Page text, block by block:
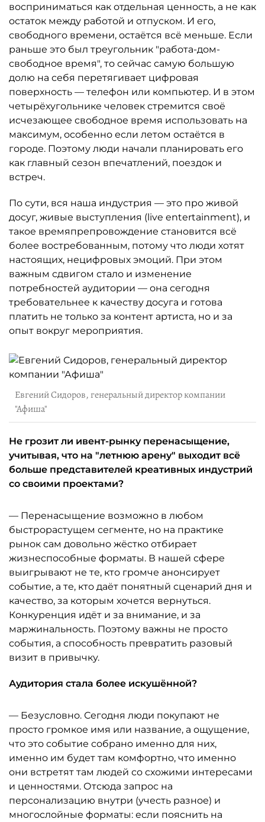
восприниматься как отдельная ценность, а не как
остаток между работой и отпуском. И его,
свободного времени, остаётся всё меньше. Если
раньше это был треугольник "работа-дом-
свободное время", то сейчас самую большую
долю на себя перетягивает цифровая
поверхность — телефон или компьютер. И в этом
четырёхугольнике человек стремится своё
исчезающее свободное время использовать на
максимум, особенно если летом остаётся в
городе. Поэтому люди начали планировать его
как главный сезон впечатлений, поездок и
встреч.
По сути, вся наша индустрия — это про живой
досуг, живые выступления (live entertainment), и
такое времяпрепровождение становится всё
более востребованным, потому что люди хотят
настоящих, нецифровых эмоций. При этом
важным сдвигом стало и изменение
потребностей аудитории — она сегодня
требовательнее к качеству досуга и готова
платить не только за контент артиста, но и за
опыт вокруг мероприятия.
Евгений Сидоров, генеральный директор компании
"Афиша"
Не грозит ли ивент-рынку перенасыщение,
учитывая, что на "летнюю арену" выходит всё
больше представителей креативных индустрий
со своими проектами?
— Перенасыщение возможно в любом
быстрорастущем сегменте, но на практике
рынок сам довольно жёстко отбирает
жизнеспособные форматы. В нашей сфере
выигрывают не те, кто громче анонсирует
событие, а те, кто даёт понятный сценарий дня и
качество, за которым хочется вернуться.
Конкуренция идёт и за внимание, и за
маржинальность. Поэтому важны не просто
события, а способность превратить разовый
визит в привычку.
Аудитория стала более искушённой?
— Безусловно. Сегодня люди покупают не
просто громкое имя или название, а ощущение,
что это событие собрано именно для них,
именно им будет там комфортно, что именно
они встретят там людей со схожими интересами
и ценностями. Отсюда запрос на
персонализацию внутри (учесть разное) и
многослойные форматы: если пояснить на